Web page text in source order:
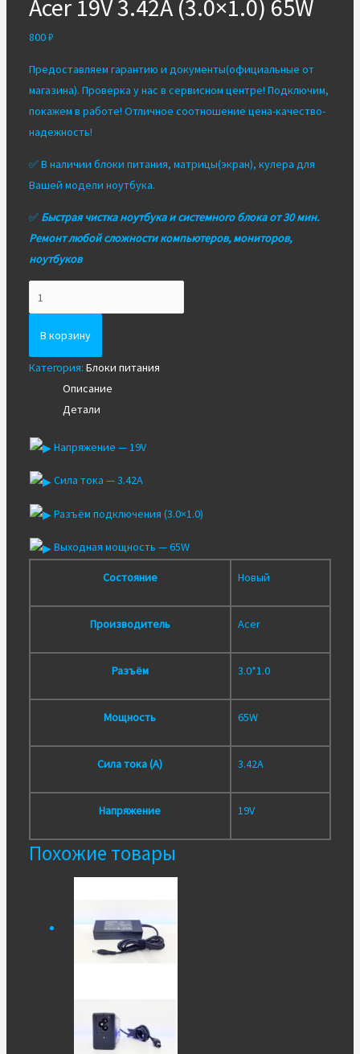
Acer 19V 3.42A (3.0×1.0) 65W
800₽
Предоставляем гарантию и документы(официальные от
магазина). Проверка у нас в сервисном центре! Подключим,
покажем в работе! Отличное соотношение цена-качество-
надежность!
✅ В наличии блоки питания, матрицы(экран), кулера для
Вашей модели ноутбука.
✅ Быстрая чистка ноутбука и системного блока от 30 мин.
Ремонт любой сложности компьютеров, мониторов,
ноутбуков
Блок
питания
для
ноутбука
3.42A
(3.0x1.0)
65W
В корзину
Категория: Блоки питания
Описание
Детали
Напряжение — 19V
Сила тока — 3.42A
Разъём подключения (3.0×1.0)
Выходная мощность — 65W
Состояние Новый
Производитель Acer
Разъём 3.0*1.0
Мощность 65W
Сила тока (А) 3.42A
Напряжение 19V
Похожие товары